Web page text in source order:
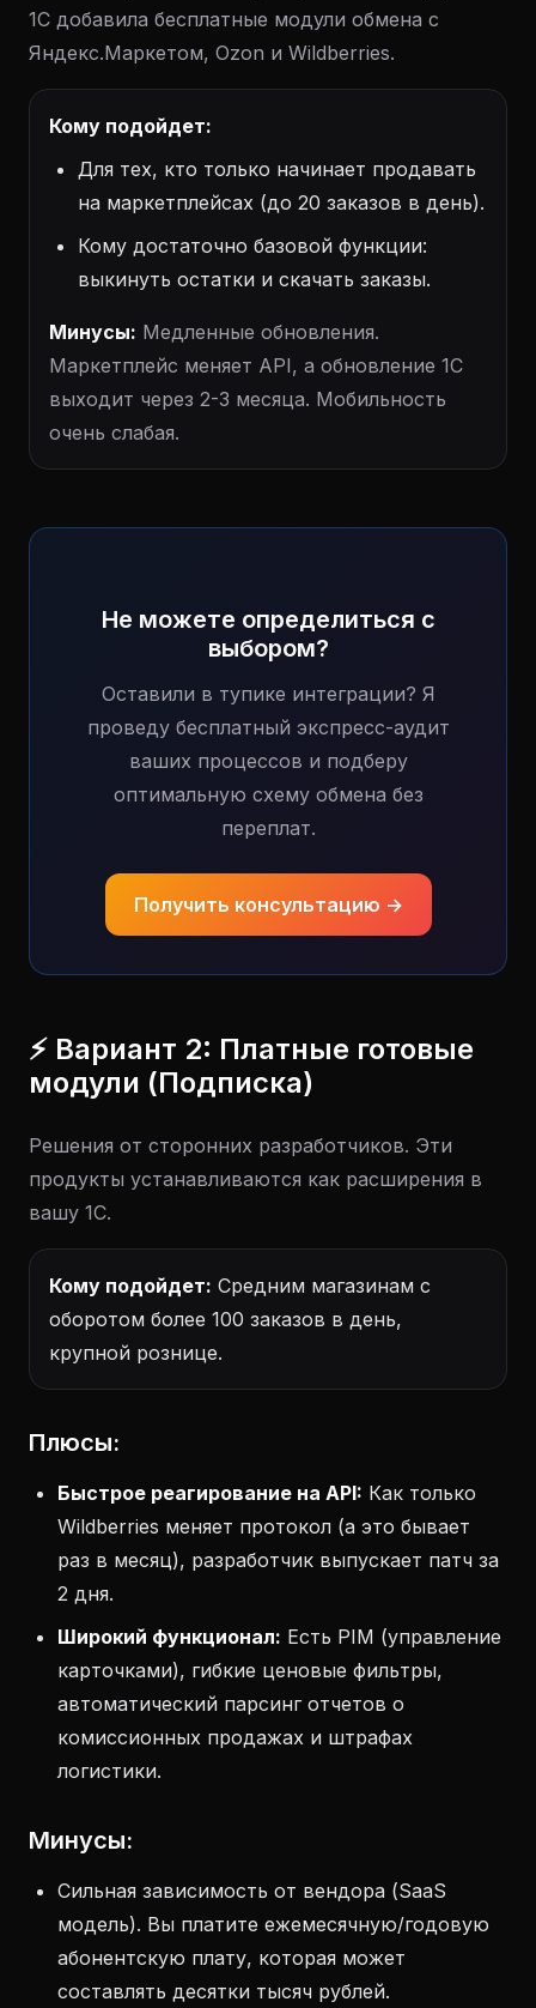
1С добавила бесплатные модули обмена с
Яндекс.Маркетом, Ozon и Wildberries.
Кому подойдет:
Для тех, кто только начинает продавать
на маркетплейсах (до 20 заказов в день).
Кому достаточно базовой функции:
выкинуть остатки и скачать заказы.
Минусы: Медленные обновления.
Маркетплейс меняет API, а обновление 1С
выходит через 2-3 месяца. Мобильность
очень слабая.
Не можете определиться с
выбором?
Оставили в тупике интеграции? Я
проведу бесплатный экспресс-аудит
ваших процессов и подберу
оптимальную схему обмена без
переплат.
Получить консультацию →
⚡ Вариант 2: Платные готовые
модули (Подписка)
Решения от сторонних разработчиков. Эти
продукты устанавливаются как расширения в
вашу 1С.
Кому подойдет: Средним магазинам с
оборотом более 100 заказов в день,
крупной рознице.
Плюсы:
Быстрое реагирование на API: Как только
Wildberries меняет протокол (а это бывает
раз в месяц), разработчик выпускает патч за
2 дня.
Широкий функционал: Есть PIM (управление
карточками), гибкие ценовые фильтры,
автоматический парсинг отчетов о
комиссионных продажах и штрафах
логистики.
Минусы:
Сильная зависимость от вендора (SaaS
модель). Вы платите ежемесячную/годовую
абонентскую плату, которая может
составлять десятки тысяч рублей.